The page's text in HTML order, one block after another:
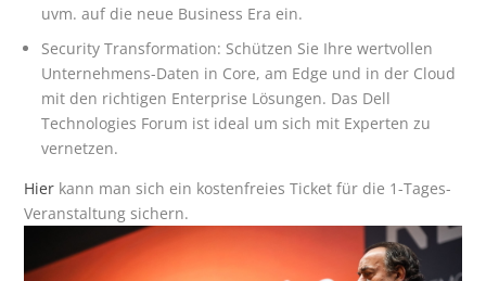
uvm. auf die neue Business Era ein.
Security Transformation: Schützen Sie Ihre wertvollen
Unternehmens-Daten in Core, am Edge und in der Cloud
mit den richtigen Enterprise Lösungen. Das Dell
Technologies Forum ist ideal um sich mit Experten zu
vernetzen.
Hier kann man sich ein kostenfreies Ticket für die 1-Tages-
Veranstaltung sichern.